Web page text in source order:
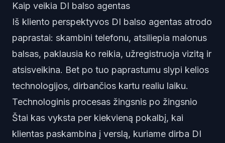
Kaip veikia DI balso agentas
Iš kliento perspektyvos DI balso agentas atrodo
paprastai: skambini telefonu, atsiliepia malonus
balsas, paklausia ko reikia, užregistruoja vizitą ir
atsisveikina. Bet po tuo paprastumu slypi kelios
technologijos, dirbančios kartu realiu laiku.
Technologinis procesas žingsnis po žingsnio
Štai kas vyksta per kiekvieną pokalbį, kai
klientas paskambina į verslą, kuriame dirba DI